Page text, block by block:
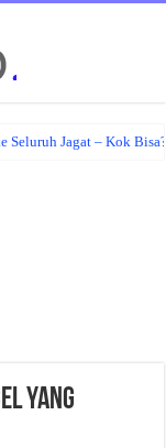
Seluruh Jagat – Kok
yang